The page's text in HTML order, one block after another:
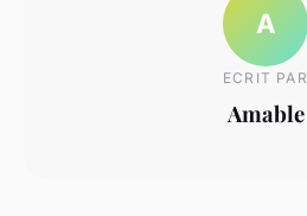
A
ECRIT PAR
Amable